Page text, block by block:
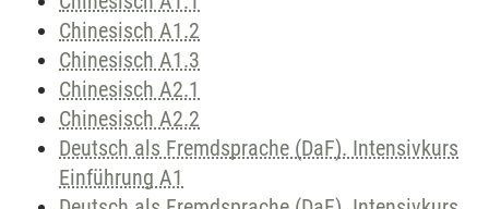
Chinesisch A1.2
Chinesisch A1.3
Chinesisch A2.1
Chinesisch A2.2
Deutsch als Fremdsprache (DaF). Intensivkurs
Einführung A1